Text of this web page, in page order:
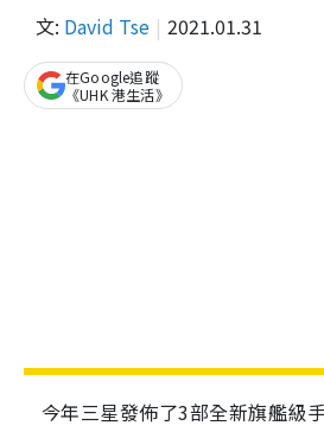
文: David Tse 2021.01.31
在Google追蹤
《UHK 港生活》
今年三星發佈了3部全新旗艦級